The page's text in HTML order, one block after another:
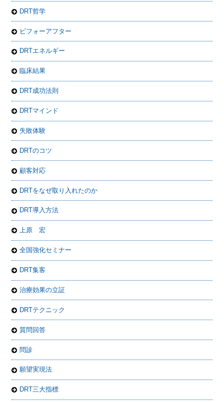
DRT哲学
ビフォーアフター
DRTエネルギー
臨床結果
DRT成功法則
DRTマインド
失敗体験
DRTのコツ
顧客対応
DRTをなぜ取り入れたのか
DRT導入方法
上原 宏
全国強化セミナー
DRT集客
治療効果の立証
DRTテクニック
質問回答
問診
願望実現法
DRT三大指標